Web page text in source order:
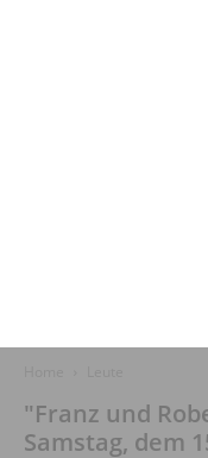
"Franz und
Samstag, dem